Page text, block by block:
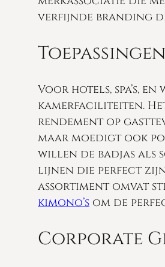
verfijnde branding
Voor hotels, spa’s,
kamerfaciliteiten.
rendement op
maar moedigt ook
willen de badjas als
lijnen die perfect
assortiment omvat
kimono’s om de
Corporate